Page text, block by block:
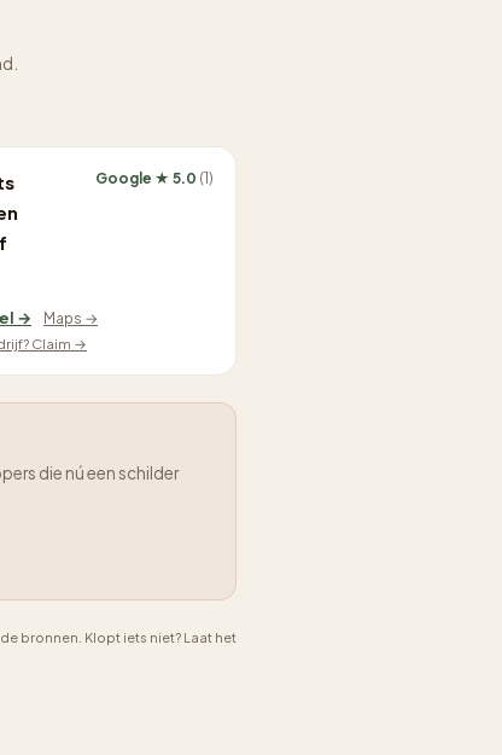
Google ★ 5.0 (1)
→
Maps →
Claim →
die nú een schilder
bronnen. Klopt iets niet? Laat het